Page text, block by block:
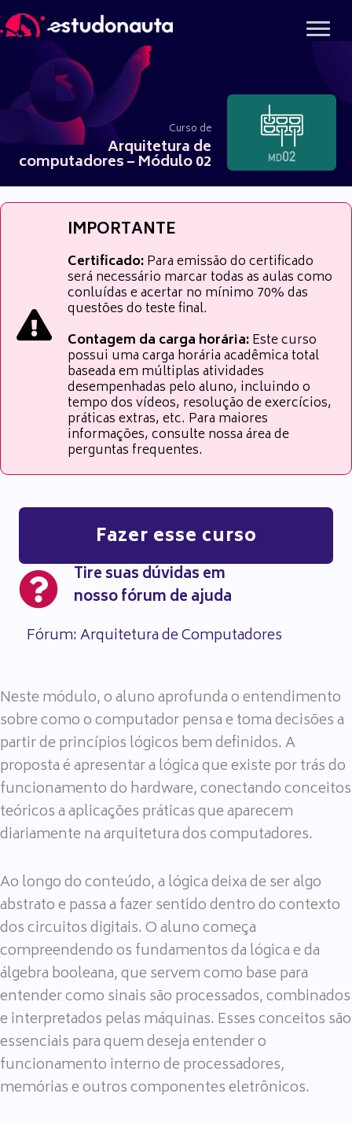
para
conteúdo
Curso de
Arquitetura de
computadores – Módulo 02
IMPORTANTE
Certificado:Para emissão do certificado
será necessário marcar todas as aulas como
conluídas e acertar no mínimo 70% das
questões do teste final.
Contagem da carga horária:Este curso
possui uma carga horária acadêmica total
baseada em múltiplas atividades
desempenhadas pelo aluno, incluindo o
tempo dos vídeos, resolução de exercícios,
práticas extras, etc. Para maiores
informações, consulte nossa área de
perguntas frequentes.
Fazer esse curso
Tire suas dúvidas em
nosso fórum de ajuda
Fórum: Arquitetura de Computadores
Neste módulo, o aluno aprofunda o entendimento
sobre como o computador pensa e toma decisões a
partir de princípios lógicos bem definidos. A
proposta é apresentar a lógica que existe por trás do
funcionamento do hardware, conectando conceitos
teóricos a aplicações práticas que aparecem
diariamente na arquitetura dos computadores.
Ao longo do conteúdo, a lógica deixa de ser algo
abstrato e passa a fazer sentido dentro do contexto
dos circuitos digitais. O aluno começa
compreendendo os fundamentos da lógica e da
álgebra booleana, que servem como base para
entender como sinais são processados, combinados
e interpretados pelas máquinas. Esses conceitos são
essenciais para quem deseja entender o
funcionamento interno de processadores,
memórias e outros componentes eletrônicos.